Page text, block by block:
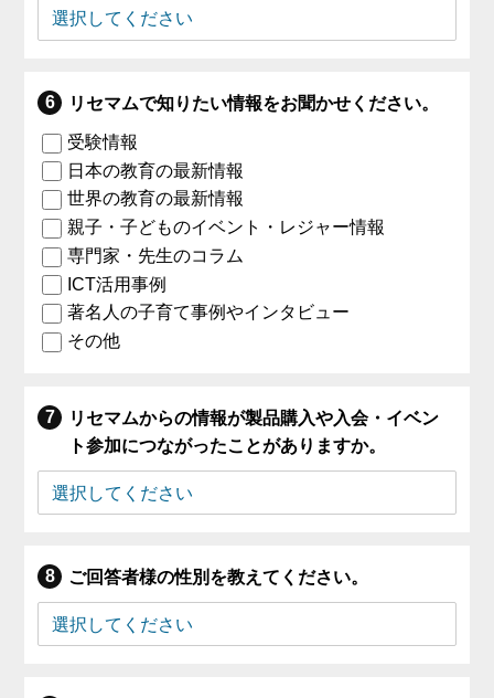
リセマムで知りたい情報をお聞かせください。
受験情報
日本の教育の最新情報
世界の教育の最新情報
親子・子どものイベント・レジャー情報
専門家・先生のコラム
ICT活用事例
著名人の子育て事例やインタビュー
その他
リセマムからの情報が製品購入や入会・イベン
ト参加につながったことがありますか。
ご回答者様の性別を教えてください。